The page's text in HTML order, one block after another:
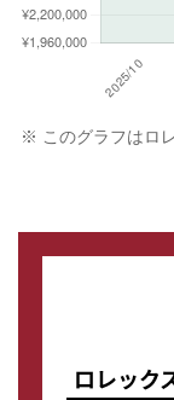
※ このグラフはロ
ロレック